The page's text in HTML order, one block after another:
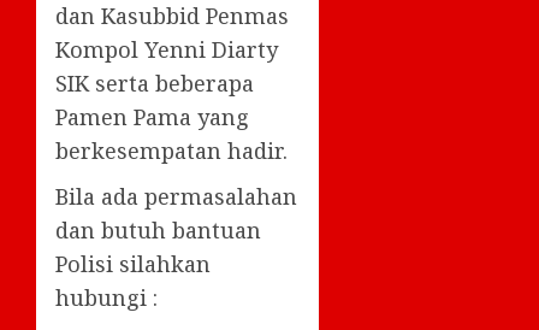
dan Kasubbid Penmas
Kompol Yenni Diarty
SIK serta beberapa
Pamen Pama yang
berkesempatan hadir.
Bila ada permasalahan
dan butuh bantuan
Polisi silahkan
hubungi :